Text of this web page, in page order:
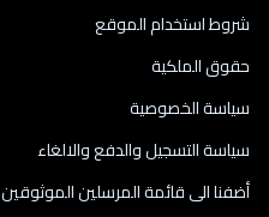
شروط استخدام الموقع
حقوق الملكية
سياسة الخصوصية
سياسة التسجيل والدفع والالغاء
أضفنا الى قائمة المرسلين الموثوقين